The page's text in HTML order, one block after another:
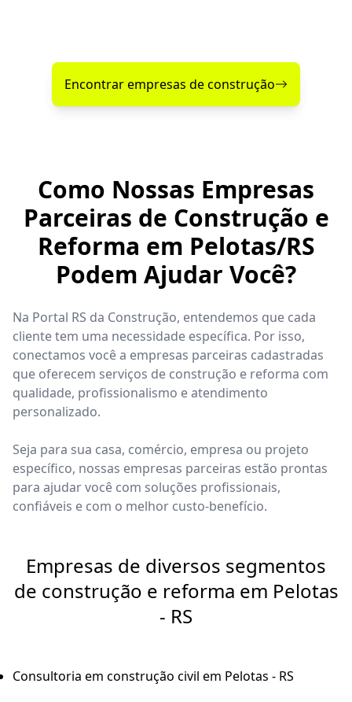
Encontrar empresas de construção
Como Nossas Empresas
Parceiras de Construção e
Reforma em Pelotas/RS
Podem Ajudar Você?
Na Portal RS da Construção, entendemos que cada
cliente tem uma necessidade específica. Por isso,
conectamos você a empresas parceiras cadastradas
que oferecem serviços de construção e reforma com
qualidade, profissionalismo e atendimento
personalizado.
Seja para sua casa, comércio, empresa ou projeto
específico, nossas empresas parceiras estão prontas
para ajudar você com soluções profissionais,
confiáveis e com o melhor custo-benefício.
Empresas de diversos segmentos
de construção e reforma em Pelotas
- RS
Consultoria em construção civil em Pelotas - RS